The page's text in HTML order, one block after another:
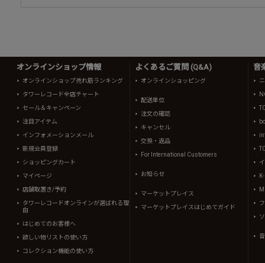
オンラインショップ情報
オンラインショップ売れ筋ランキング
タワーレコード全店チャート
セール＆キャンペーン
注目アイテム
インフォメーションメール
新規会員登録
ショッピングカート
マイページ
店舗取置き/予約
タワーレコードオンラインが選ばれる理
由
はじめてのお客様へ
欲しい物リストの使い方
コレクション機能の使い方
よくあるご質問 (Q&A)
オンラインショッピング
配送単位
注文の確認
キャンセル
交換・返品
For International Customers
お知らせ
マーケットプレイス
マーケットプレイスはじめてガイド
音